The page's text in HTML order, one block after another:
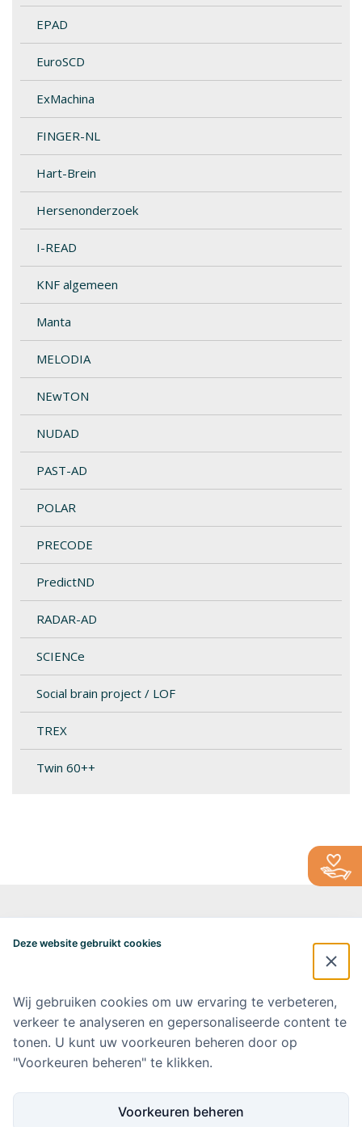
EPAD
EuroSCD
ExMachina
FINGER-NL
Hart-Brein
Hersenonderzoek
I-READ
KNF algemeen
Manta
MELODIA
NEwTON
NUDAD
PAST-AD
POLAR
PRECODE
PredictND
RADAR-AD
SCIENCe
Social brain project / LOF
TREX
Twin 60++
Postbus 7057
alzheimercentrum@amsterdamumc.nl
Doneer via: NL 42 INGB 0006 9052 76 Ten name van: Stichting Steun
Alzheimercentrum Amsterdam
Amsterdam UMC
Deze website gebruikt cookies
Wij gebruiken cookies om uw ervaring te verbeteren,
verkeer te analyseren en gepersonaliseerde content te
tonen. U kunt uw voorkeuren beheren door op
"Voorkeuren beheren" te klikken.
Voorkeuren beheren